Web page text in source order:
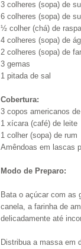
3 colheres (sopa) de
6 colheres (sopa) de
½ colher (chá) de
4 colheres (sopa) de
2 colheres (sopa) de
3 gemas
1 pitada de sal
Cobertura:
3 copos americanos
1 xícara (café) de leite
1 colher (sopa) de rum
Amêndoas em lascas
Modo de Preparo:
Bata o açúcar com as
canela, a farinha de
delicadamente até
Distribua a massa em